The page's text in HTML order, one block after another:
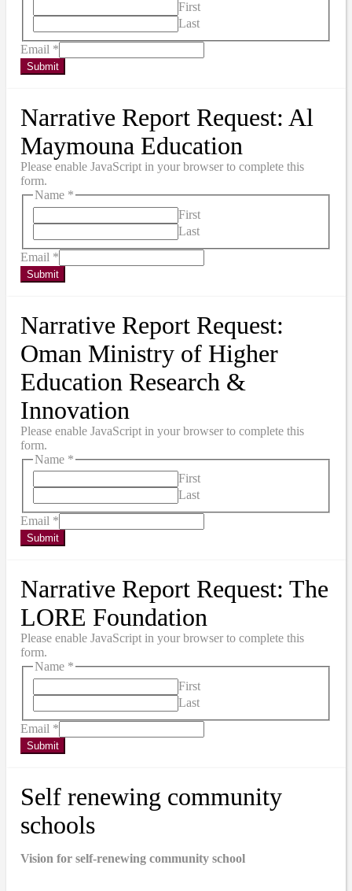
First
Last
Email *
Submit
Narrative Report Request: Al
Maymouna Education
Please enable JavaScript in your browser to complete this
form.
Name *
First
Last
Email *
Submit
Narrative Report Request:
Oman Ministry of Higher
Education Research &
Innovation
Please enable JavaScript in your browser to complete this
form.
Name *
First
Last
Email *
Submit
Narrative Report Request: The
LORE Foundation
Please enable JavaScript in your browser to complete this
form.
Name *
First
Last
Email *
Submit
Self renewing community
schools
Vision for self-renewing community school